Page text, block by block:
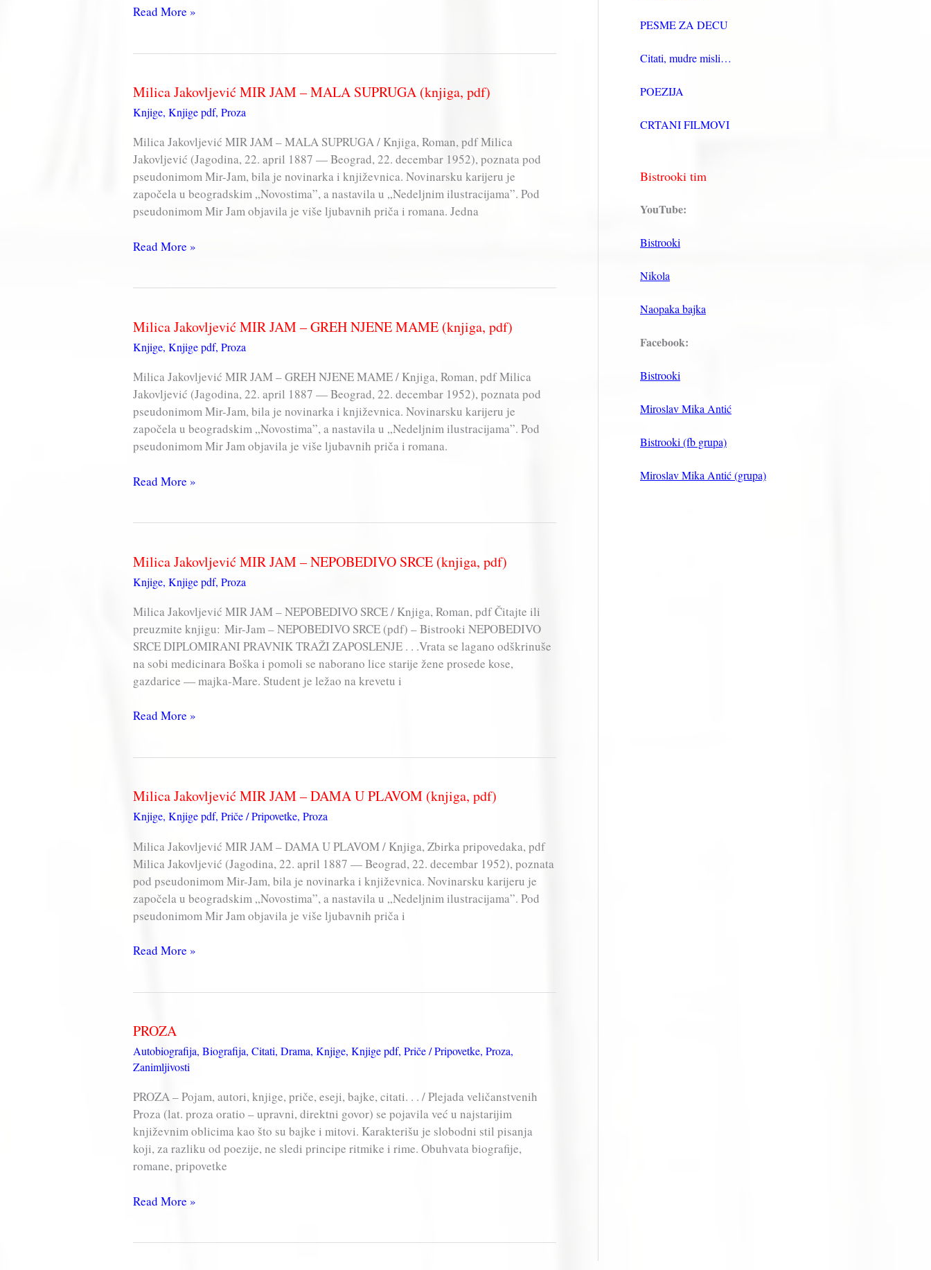
Milica
RANJENI
ORAO
pdf)
Read More »
Milica Jakovljević MIR JAM – MALA SUPRUGA (knjiga, pdf)
Knjige, Knjige pdf, Proza
Milica Jakovljević MIR JAM – MALA SUPRUGA / Knjiga, Roman, pdf Milica
Jakovljević (Jagodina, 22. april 1887 — Beograd, 22. decembar 1952), poznata pod
pseudonimom Mir-Jam, bila je novinarka i književnica. Novinarsku karijeru je
započela u beogradskim „Novostima”, a nastavila u „Nedeljnim ilustracijama”. Pod
pseudonimom Mir Jam objavila je više ljubavnih priča i romana. Jedna
Milica
MALA
SUPRUGA
pdf)
Read More »
Milica Jakovljević MIR JAM – GREH NJENE MAME (knjiga, pdf)
Knjige, Knjige pdf, Proza
Milica Jakovljević MIR JAM – GREH NJENE MAME / Knjiga, Roman, pdf Milica
Jakovljević (Jagodina, 22. april 1887 — Beograd, 22. decembar 1952), poznata pod
pseudonimom Mir-Jam, bila je novinarka i književnica. Novinarsku karijeru je
započela u beogradskim „Novostima”, a nastavila u „Nedeljnim ilustracijama”. Pod
pseudonimom Mir Jam objavila je više ljubavnih priča i romana.
Milica
GREH
NJENE
(knjiga,
pdf)
Read More »
Milica Jakovljević MIR JAM – NEPOBEDIVO SRCE (knjiga, pdf)
Knjige, Knjige pdf, Proza
Milica Jakovljević MIR JAM – NEPOBEDIVO SRCE / Knjiga, Roman, pdf Čitajte ili
preuzmite knjigu: Mir-Jam – NEPOBEDIVO SRCE (pdf) – Bistrooki NEPOBEDIVO
SRCE DIPLOMIRANI PRAVNIK TRAŽI ZAPOSLENJE . . .Vrata se lagano odškrinuše
na sobi medicinara Boška i pomoli se naborano lice starije žene prosede kose,
gazdarice — majka-Mare. Student je ležao na krevetu i
Milica
NEPOBEDIVO
SRCE
pdf)
Read More »
Milica Jakovljević MIR JAM – DAMA U PLAVOM (knjiga, pdf)
Knjige, Knjige pdf, Priče / Pripovetke, Proza
Milica Jakovljević MIR JAM – DAMA U PLAVOM / Knjiga, Zbirka pripovedaka, pdf
Milica Jakovljević (Jagodina, 22. april 1887 — Beograd, 22. decembar 1952), poznata
pod pseudonimom Mir-Jam, bila je novinarka i književnica. Novinarsku karijeru je
započela u beogradskim „Novostima”, a nastavila u „Nedeljnim ilustracijama”. Pod
pseudonimom Mir Jam objavila je više ljubavnih priča i
Milica
DAMA
U
PLAVOM
pdf)
Read More »
PROZA
Autobiografija, Biografija, Citati, Drama, Knjige, Knjige pdf, Priče / Pripovetke, Proza,
Zanimljivosti
PROZA – Pojam, autori, knjige, priče, eseji, bajke, citati. . . / Plejada veličanstvenih
Proza (lat. proza oratio – upravni, direktni govor) se pojavila već u najstarijim
književnim oblicima kao što su bajke i mitovi. Karakterišu je slobodni stil pisanja
koji, za razliku od poezije, ne sledi principe ritmike i rime. Obuhvata biografije,
romane, pripovetke
PROZA
Read More »
PESME ZA DECU
Citati, mudre misli…
POEZIJA
CRTANI FILMOVI
Bistrooki tim
YouTube:
Bistrooki
Nikola
Naopaka bajka
Facebook:
Bistrooki
Miroslav Mika Antić
Bistrooki (fb grupa)
Miroslav Mika Antić (grupa)